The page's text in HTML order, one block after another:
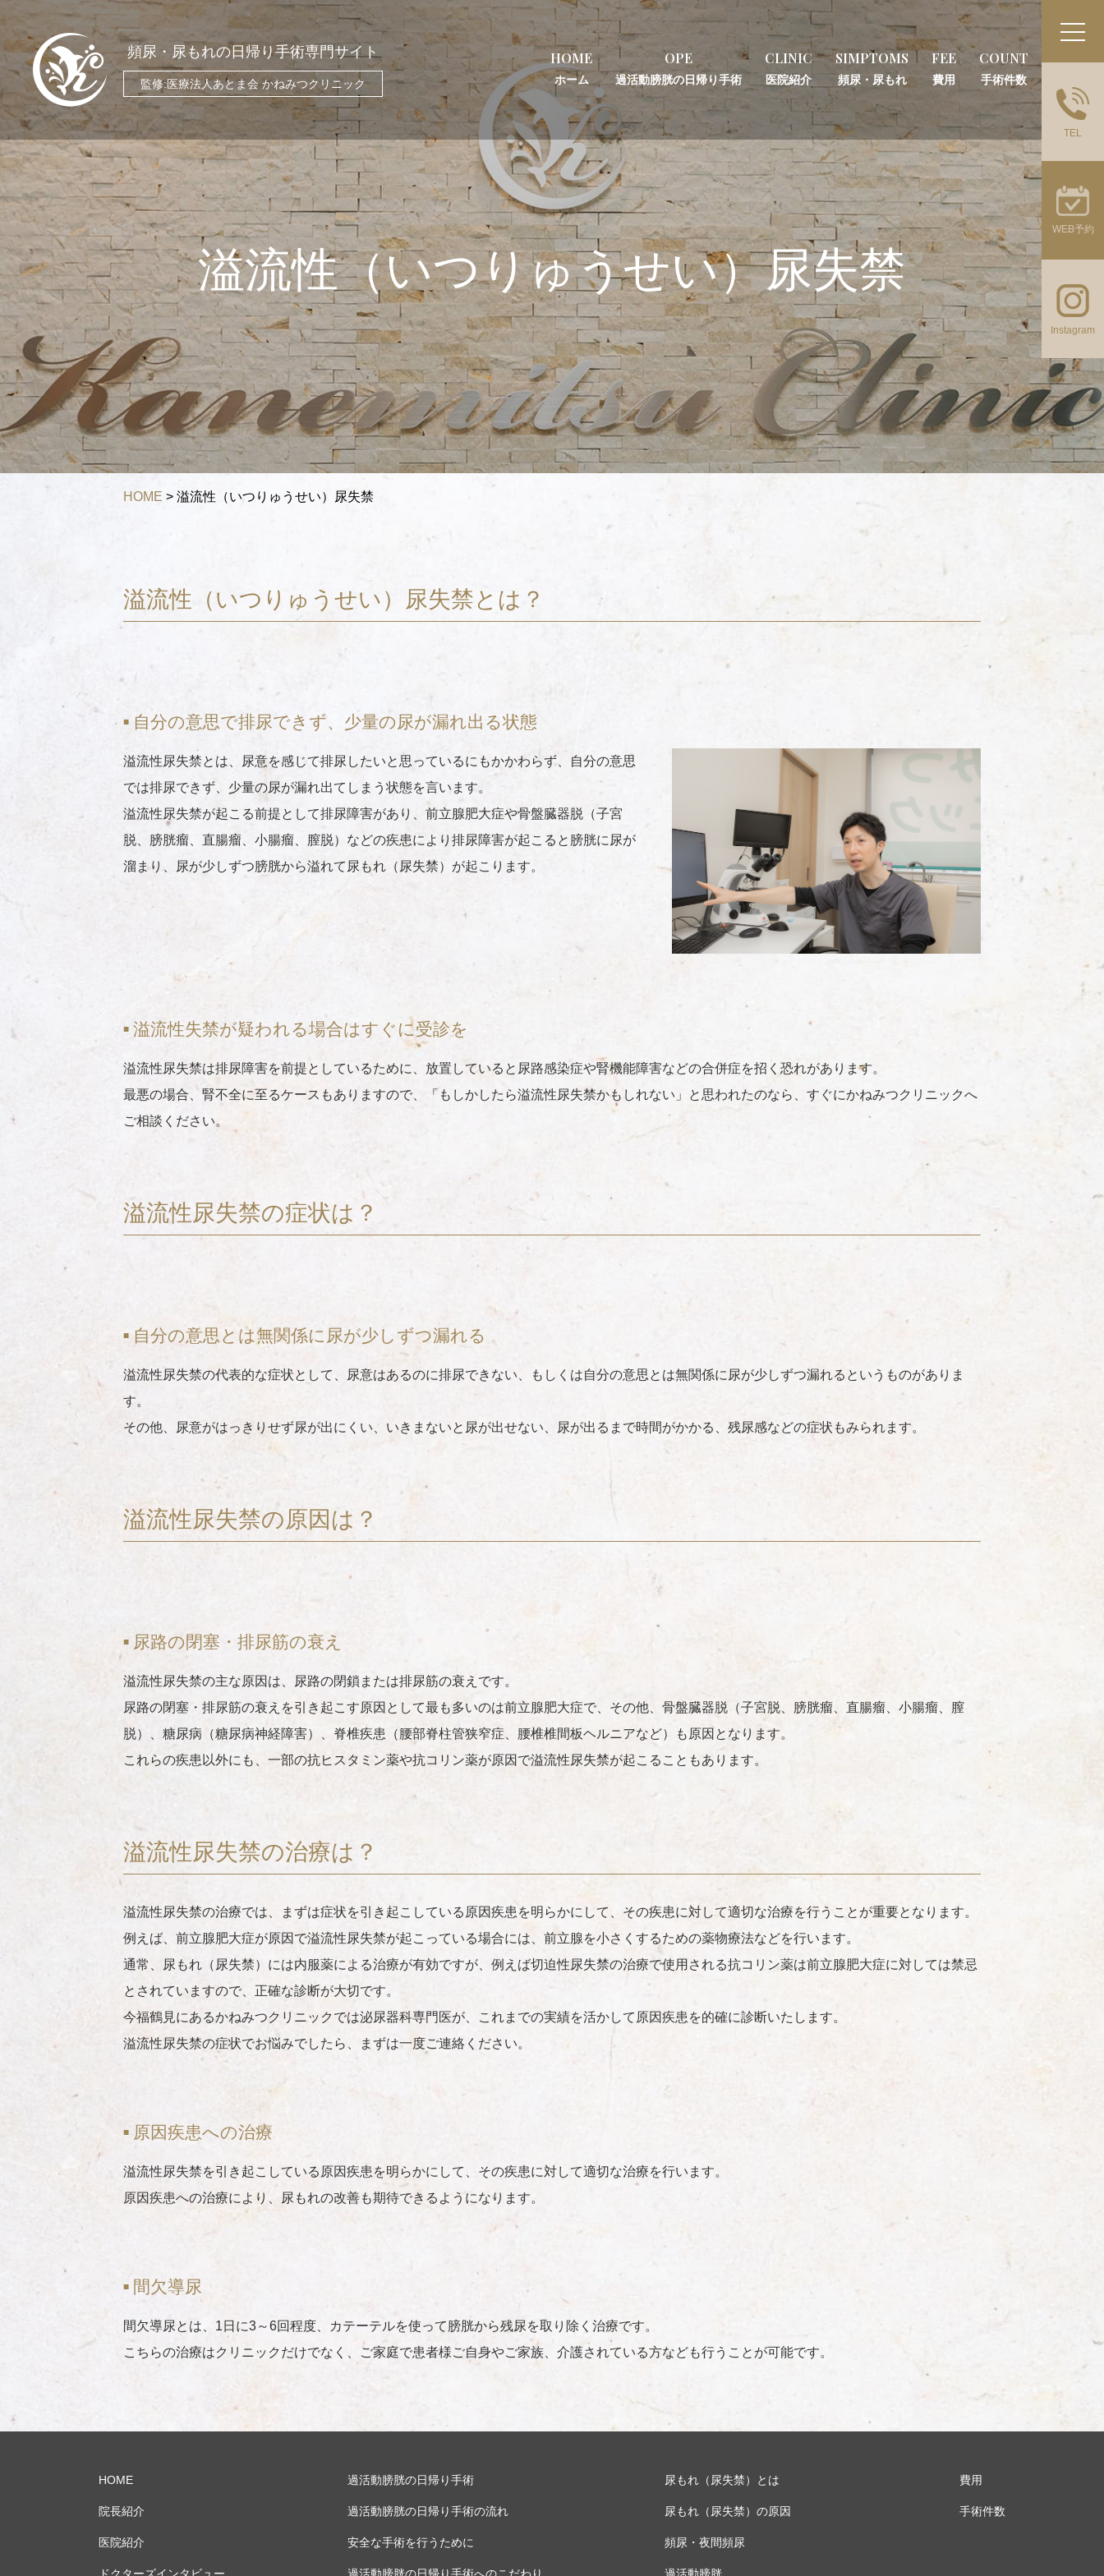
TEL
WEB予約
Instagram
HOME
ホーム
OPE
過活動膀胱の日帰り手術
CLINIC
医院紹介
SIMPTOMS
頻尿・尿もれ
FEE
費用
COUNT
手術件数
頻尿・尿もれの日帰り手術専門サイト
監修:医療法人あとま会 かねみつクリニック
HOME
ホーム
OPE
過活動膀胱の日帰り手術
CLINIC
医院紹介
SIMPTOMS
頻尿・尿もれ
FEE
費用
COUNT
手術件数
溢流性（いつりゅうせい）尿失禁
HOME > 溢流性（いつりゅうせい）尿失禁
溢流性（いつりゅうせい）尿失禁とは？
自分の意思で排尿できず、少量の尿が漏れ出る状態
溢流性尿失禁とは、尿意を感じて排尿したいと思っているにもかかわらず、自分の意思
では排尿できず、少量の尿が漏れ出てしまう状態を言います。
溢流性尿失禁が起こる前提として排尿障害があり、前立腺肥大症や骨盤臓器脱（子宮
脱、膀胱瘤、直腸瘤、小腸瘤、膣脱）などの疾患により排尿障害が起こると膀胱に尿が
溜まり、尿が少しずつ膀胱から溢れて尿もれ（尿失禁）が起こります。
溢流性失禁が疑われる場合はすぐに受診を
溢流性尿失禁は排尿障害を前提としているために、放置していると尿路感染症や腎機能障害などの合併症を招く恐れがあります。
最悪の場合、腎不全に至るケースもありますので、「もしかしたら溢流性尿失禁かもしれない」と思われたのなら、すぐにかねみつクリニックへ
ご相談ください。
溢流性尿失禁の症状は？
自分の意思とは無関係に尿が少しずつ漏れる
溢流性尿失禁の代表的な症状として、尿意はあるのに排尿できない、もしくは自分の意思とは無関係に尿が少しずつ漏れるというものがありま
す。
その他、尿意がはっきりせず尿が出にくい、いきまないと尿が出せない、尿が出るまで時間がかかる、残尿感などの症状もみられます。
溢流性尿失禁の原因は？
尿路の閉塞・排尿筋の衰え
溢流性尿失禁の主な原因は、尿路の閉鎖または排尿筋の衰えです。
尿路の閉塞・排尿筋の衰えを引き起こす原因として最も多いのは前立腺肥大症で、その他、骨盤臓器脱（子宮脱、膀胱瘤、直腸瘤、小腸瘤、膣
脱）、糖尿病（糖尿病神経障害）、脊椎疾患（腰部脊柱管狭窄症、腰椎椎間板ヘルニアなど）も原因となります。
これらの疾患以外にも、一部の抗ヒスタミン薬や抗コリン薬が原因で溢流性尿失禁が起こることもあります。
溢流性尿失禁の治療は？
溢流性尿失禁の治療では、まずは症状を引き起こしている原因疾患を明らかにして、その疾患に対して適切な治療を行うことが重要となります。
例えば、前立腺肥大症が原因で溢流性尿失禁が起こっている場合には、前立腺を小さくするための薬物療法などを行います。
通常、尿もれ（尿失禁）には内服薬による治療が有効ですが、例えば切迫性尿失禁の治療で使用される抗コリン薬は前立腺肥大症に対しては禁忌
とされていますので、正確な診断が大切です。
今福鶴見にあるかねみつクリニックでは泌尿器科専門医が、これまでの実績を活かして原因疾患を的確に診断いたします。
溢流性尿失禁の症状でお悩みでしたら、まずは一度ご連絡ください。
原因疾患への治療
溢流性尿失禁を引き起こしている原因疾患を明らかにして、その疾患に対して適切な治療を行います。
原因疾患への治療により、尿もれの改善も期待できるようになります。
間欠導尿
間欠導尿とは、1日に3～6回程度、カテーテルを使って膀胱から残尿を取り除く治療です。
こちらの治療はクリニックだけでなく、ご家庭で患者様ご自身やご家族、介護されている方なども行うことが可能です。
HOME
院長紹介
医院紹介
過活動膀胱の日帰り手術
過活動膀胱の日帰り手術の流れ
安全な手術を行うために
尿もれ（尿失禁）とは
尿もれ（尿失禁）の原因
頻尿・夜間頻尿
費用
手術件数